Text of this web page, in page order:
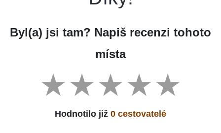
Byl(a) jsi tam? Napiš recenzi tohoto
místa
Hodnotilo již 0 cestovatelé